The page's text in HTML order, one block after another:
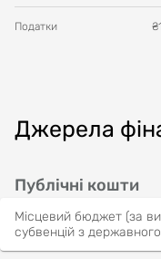
Податки ₴
Джерела
Публічні кошти
Місцевий бюджет (за
субвенцій з